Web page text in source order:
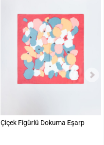
Çiçek Figürlü Dokuma Eşarp